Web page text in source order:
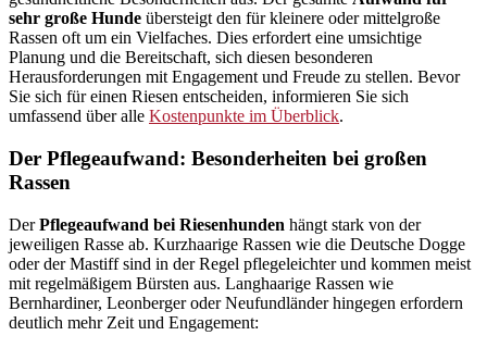
sehr große Hunde übersteigt den für kleinere oder mittelgroße
Rassen oft um ein Vielfaches. Dies erfordert eine umsichtige
Planung und die Bereitschaft, sich diesen besonderen
Herausforderungen mit Engagement und Freude zu stellen. Bevor
Sie sich für einen Riesen entscheiden, informieren Sie sich
umfassend über alle Kostenpunkte im Überblick.
Der Pflegeaufwand: Besonderheiten bei großen
Rassen
DerPflegeaufwand bei Riesenhunden hängt stark von der
jeweiligen Rasse ab. Kurzhaarige Rassen wie die Deutsche Dogge
oder der Mastiff sind in der Regel pflegeleichter und kommen meist
mit regelmäßigem Bürsten aus. Langhaarige Rassen wie
Bernhardiner, Leonberger oder Neufundländer hingegen erfordern
deutlich mehr Zeit und Engagement: